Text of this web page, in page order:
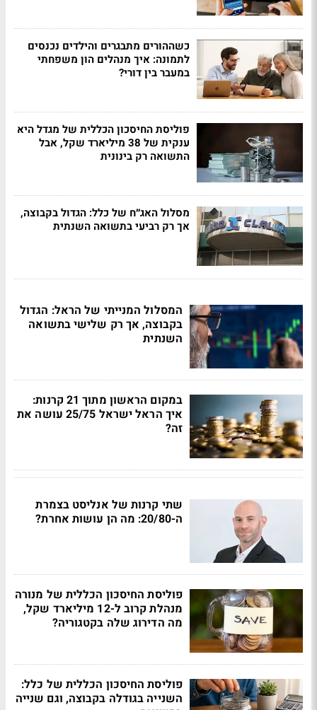
כשההורים מתבגרים והילדים נכנסים
לתמונה: איך מנהלים הון משפחתי
במעבר בין דורי?
פוליסת החיסכון הכללית של מגדל היא
ענקית של 38 מיליארד שקל, אבל
התשואה רק בינונית
מסלול האג״ח של כלל: הגדול בקבוצה,
אך רק רביעי בתשואה השנתית
המסלול המנייתי של הראל: הגדול
בקבוצה, אך רק שלישי בתשואה
השנתית
במקום הראשון מתוך 21 קרנות:
איך הראל ישראל 25/75 עושה את
זה?
שתי קרנות של אנליסט בצמרת
ה-20/80: מה הן עושות אחרת?
פוליסת החיסכון הכללית של מנורה
מנהלת קרוב ל-12 מיליארד שקל,
מה הדירוג שלה בקטגוריה?
פוליסת החיסכון הכללית של כלל:
השנייה בגודלה בקבוצה, וגם שנייה